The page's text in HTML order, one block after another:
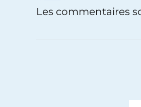
reconduit), un
millions dans les
+8
Il faudra
Les digitals
Les commentaires